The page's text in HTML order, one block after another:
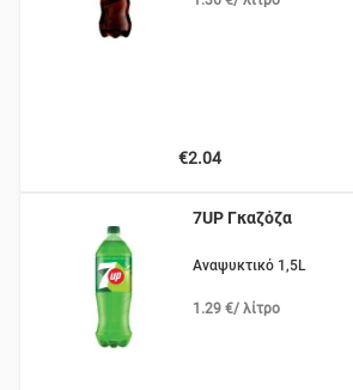
€2.04
7UP Γκαζόζα
Αναψυκτικό 1,5L
1.29 €/ λίτρο